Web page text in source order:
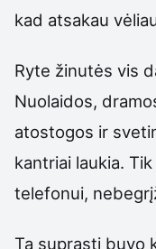
kad atsakau
Ryte žinutės vis
Nuolaidos,
atostogos ir
kantriai laukia.
telefonui,
Tą suprasti buvo